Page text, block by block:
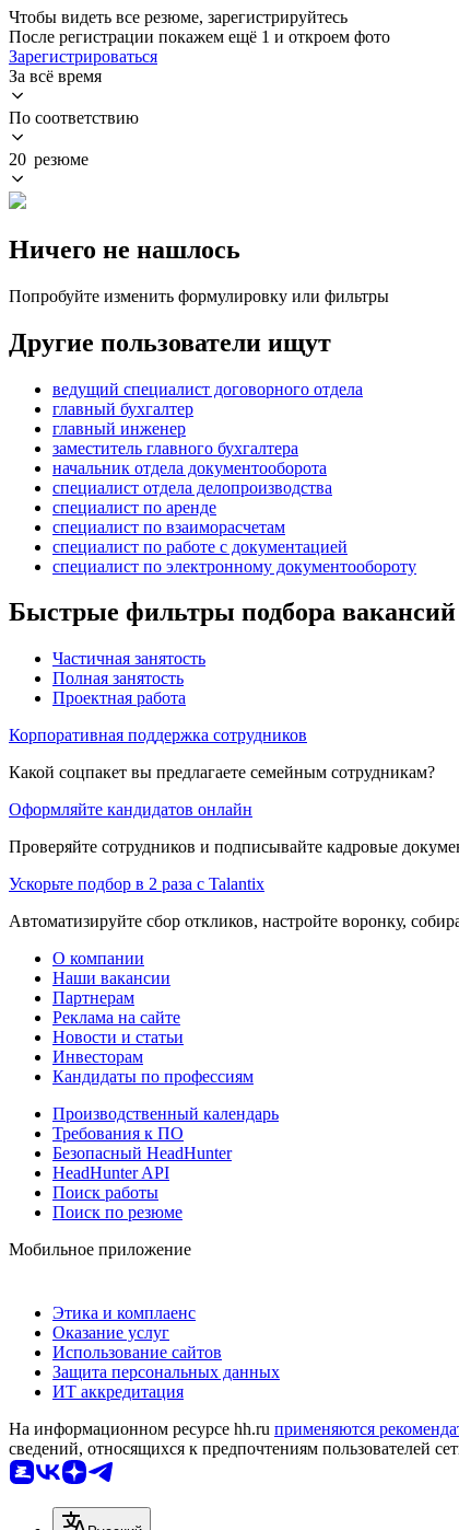
Чтобы видеть все резюме, зарегистрируйтесь
После регистрации покажем ещё 1 и откроем фото
Зарегистрироваться
За всё время
По соответствию
20 резюме
Ничего не нашлось
Попробуйте изменить формулировку или фильтры
Другие пользователи ищут
ведущий специалист договорного отдела
главный бухгалтер
главный инженер
заместитель главного бухгалтера
начальник отдела документооборота
специалист отдела делопроизводства
специалист по аренде
специалист по взаиморасчетам
специалист по работе с документацией
специалист по электронному документообороту
Быстрые фильтры подбора вакансий
Частичная занятость
Полная занятость
Проектная работа
Корпоративная поддержка сотрудников
Какой соцпакет вы предлагаете семейным сотрудникам?
Оформляйте кандидатов онлайн
Проверяйте сотрудников и подписывайте кадровые
Ускорьте подбор в 2 раза с Talantix
Автоматизируйте сбор откликов, настройте воронку,
О компании
Наши вакансии
Партнерам
Реклама на сайте
Новости и статьи
Инвесторам
Кандидаты по профессиям
Производственный календарь
Требования к ПО
Безопасный HeadHunter
HeadHunter API
Поиск работы
Поиск по резюме
Мобильное приложение
Этика и комплаенс
Оказание услуг
Использование сайтов
Защита персональных данных
ИТ аккредитация
На информационном ресурсе hh.ru применяются
сведений, относящихся к предпочтениям пользователей